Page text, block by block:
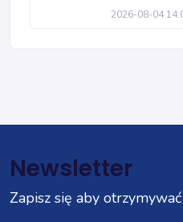
2026-08-04
Newsletter
Zapisz się aby